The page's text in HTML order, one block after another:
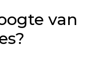
van